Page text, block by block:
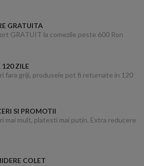
GRATUITA
GRATUIT la comezile peste 600 Ron
120 ZILE
fara griji, produsele pot fi returnate in 120
SI PROMOTII
mai mult, platesti mai putin. Extra reducere
COLET